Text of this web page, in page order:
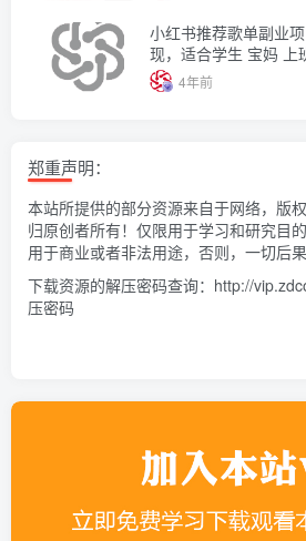
小红书推荐歌单副业
现，适合学生 宝妈 上
4年前
郑重声明：
本站所提供的部分资源来自于网络，版
归原创者所有！仅限用于学习和研究目
用于商业或者非法用途，否则，一切后果
下载资源的解压密码查询： http://
压密码